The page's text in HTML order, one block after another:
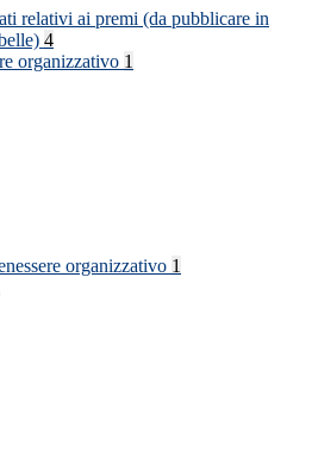
relativi ai premi (da pubblicare in
4
organizzativo 1
organizzativo 1